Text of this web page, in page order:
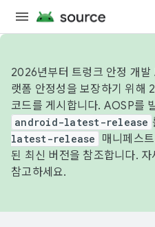
2026년부터 트렁크 안정 개
랫폼 안정성을 보장하기 위해
코드를 게시합니다. AOSP를
android-latest-release
latest-release
매니페스
된 최신 버전을 참조합니다. 자
참고하세요.